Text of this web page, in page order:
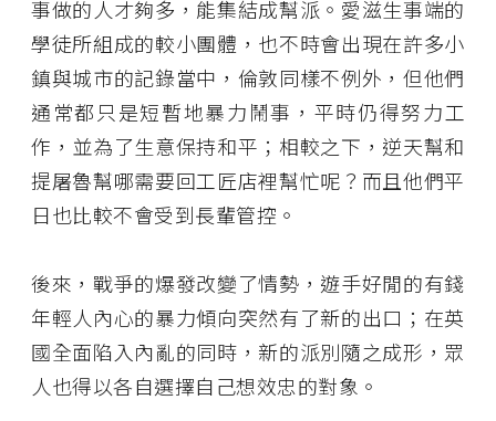
事做的人才夠多，能集結成幫派。愛滋生事端的
學徒所組成的較小團體，也不時會出現在許多小
鎮與城市的記錄當中，倫敦同樣不例外，但他們
通常都只是短暫地暴力鬧事，平時仍得努力工
作，並為了生意保持和平；相較之下，逆天幫和
提屠魯幫哪需要回工匠店裡幫忙呢？而且他們平
日也比較不會受到長輩管控。
後來，戰爭的爆發改變了情勢，遊手好閒的有錢
年輕人內心的暴力傾向突然有了新的出口；在英
國全面陷入內亂的同時，新的派別隨之成形，眾
人也得以各自選擇自己想效忠的對象。